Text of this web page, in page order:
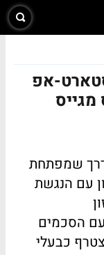
אפ
דרך שמפתחת
עם הנגשת
הסכמים
כבעלי